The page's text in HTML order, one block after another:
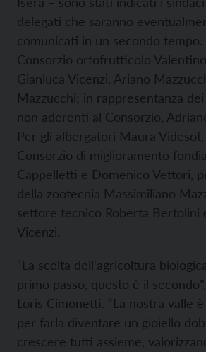
delegati che saranno
comunicati in un secondo tempo.
Consorzio ortofrutticolo
Gianluca Vicenzi, Ariano
Mazzucchi; in rappresentanza
non aderenti al Consorzio,
Per gli albergatori Maura
Consorzio di miglioramento
Cappelletti e Domenico Vettori,
della zootecnia Massimiliano
settore tecnico Roberta Bertolini
Vicenzi.
“La scelta dell'agricoltura
primo passo, questo è il
Loris Cimonetti. “La nostra valle
per farla diventare un gioiello
crescere tutti assieme,